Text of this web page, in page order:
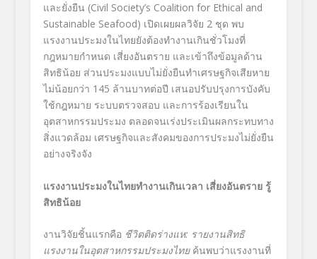
และยั่งยืน (Civil Society’s Coalition for Ethical and
Sustainable Seafood) เปิดเผยผลวิจัย 2 ชุด พบ
แรงงานประมงในไทยยังต้องทำงานเกินชั่วโมงที่
กฎหมายกำหนด เสี่ยงอันตราย และเข้าถึงข้อมูลด้าน
สิทธิน้อย ส่วนประมงแบบไม่ยั่งยืนทำเศรษฐกิจเสียหาย
ไม่น้อยกว่า 145 ล้านบาทต่อปี เสนอปรับปรุงการบังคับ
ใช้กฎหมาย ระบบตรวจสอบ และการร้องเรียนใน
อุตสาหกรรมประมง ตลอดจนเร่งประเมินผลกระทบทาง
สิ่งแวดล้อม เศรษฐกิจและสังคมของการประมงไม่ยั่งยืน
อย่างจริงจัง
แรงงานประมงในไทยทำงานเกินเวลา เสี่ยงอันตราย รู้
สิทธิน้อย
งานวิจัยชิ้นแรกคือ ชีวิตติดร่างแห: รายงานสิทธิ
แรงงานในอุตสาหกรรมประมงไทยค้นพบว่าแรงงานที่